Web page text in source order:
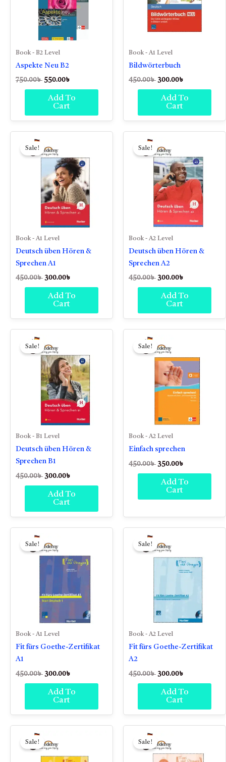
Book - B2 Level
Aspekte Neu B2
750.00৳ 550.00৳
Add To
Cart
Book - A1 Level
Bildwörterbuch
450.00৳ 300.00৳
Add To
Cart
Sale!
Book - A1 Level
Deutsch üben Hören &
Sprechen A1
450.00৳
was:
450.00৳ .
300.00৳
300.00৳ .
Add To
Cart
Sale!
Book - A2 Level
Deutsch üben Hören &
Sprechen A2
450.00৳
was:
450.00৳ .
300.00৳
300.00৳ .
Add To
Cart
Sale!
Book - B1 Level
Deutsch üben Hören &
Sprechen B1
450.00৳
was:
450.00৳ .
300.00৳
300.00৳ .
Add To
Cart
Sale!
Book - A2 Level
Einfach sprechen
450.00৳
was:
450.00৳ .
350.00৳
350.00৳ .
Add To
Cart
Sale!
Book - A1 Level
Fit fürs Goethe-Zertifikat
A1
450.00৳
was:
450.00৳ .
300.00৳
300.00৳ .
Add To
Cart
Sale!
Book - A2 Level
Fit fürs Goethe-Zertifikat
A2
450.00৳
was:
450.00৳ .
300.00৳
300.00৳ .
Add To
Cart
Sale!
was:
450.00৳ .300.00৳ .
Sale!
was:
450.00৳ .350.00৳ .